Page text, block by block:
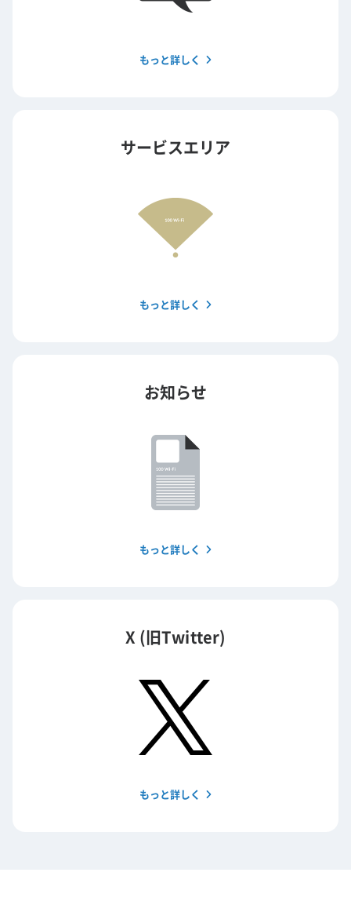
もっと詳しく
サービスエリア
もっと詳しく
お知らせ
もっと詳しく
X (旧Twitter)
もっと詳しく